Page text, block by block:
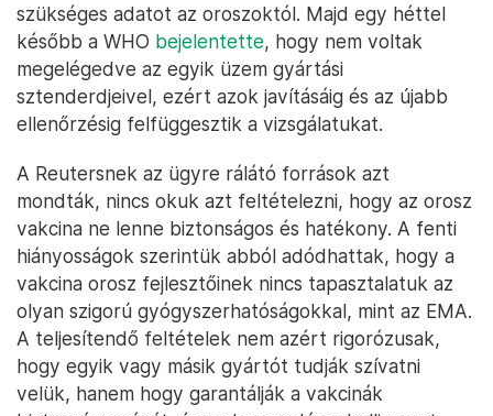
szükséges adatot az oroszoktól. Majd egy héttel
később a WHO bejelentette, hogy nem voltak
megelégedve az egyik üzem gyártási
sztenderdjeivel, ezért azok javításáig és az újabb
ellenőrzésig felfüggesztik a vizsgálatukat.
A Reutersnek az ügyre rálátó források azt
mondták, nincs okuk azt feltételezni, hogy az orosz
vakcina ne lenne biztonságos és hatékony. A fenti
hiányosságok szerintük abból adódhattak, hogy a
vakcina orosz fejlesztőinek nincs tapasztalatuk az
olyan szigorú gyógyszerhatóságokkal, mint az EMA.
A teljesítendő feltételek nem azért rigorózusak,
hogy egyik vagy másik gyártót tudják szívatni
velük, hanem hogy garantálják a vakcinák